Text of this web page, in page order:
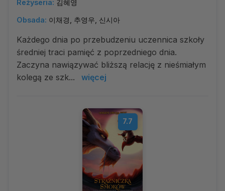
Reżyseria: 김혜영
Obsada: 이채경, 추영우, 신시아
Każdego dnia po przebudzeniu uczennica szkoły
średniej traci pamięć z poprzedniego dnia.
Zaczyna nawiązywać bliższą relację z nieśmiałym
kolegą ze szk...
więcej
7.7